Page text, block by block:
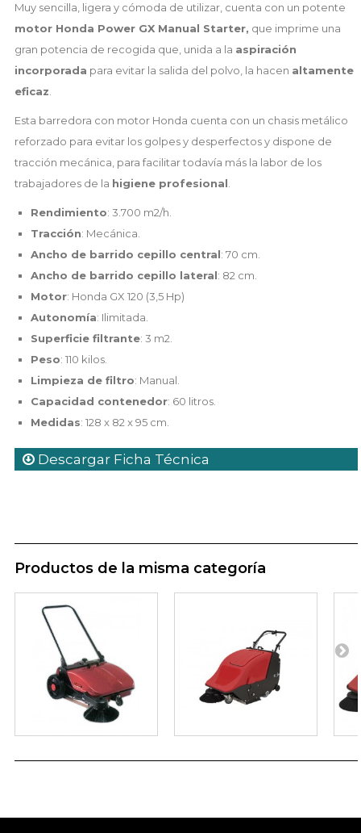
Muy sencilla, ligera y cómoda de utilizar, cuenta con un potente
motor Honda Power GX Manual Starter, que imprime una
gran potencia de recogida que, unida a la aspiración
incorporada para evitar la salida del polvo, la hacen altamente
eficaz
Esta barredora con motor Honda cuenta con un chasis metálico
reforzado para evitar los golpes y desperfectos y dispone de
tracción mecánica, para facilitar todavía más la labor de los
trabajadores de la higiene profesional
Rendimiento: 3.700 m2/h.
Tracción: Mecánica.
Ancho de barrido cepillo central: 70 cm.
Ancho de barrido cepillo lateral: 82 cm.
Motor: Honda GX 120 (3,5 Hp)
Autonomía: Ilimitada.
Superficie filtrante: 3 m2.
Peso: 110 kilos.
Limpieza de filtro: Manual.
Capacidad contenedor: 60 litros.
Medidas: 128 x 82 x 95 cm.
Descargar Ficha Técnica
Productos de la misma categoría